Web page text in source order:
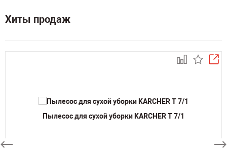
Хиты продаж
Пылесос для сухой уборки KARCHER T 7/1